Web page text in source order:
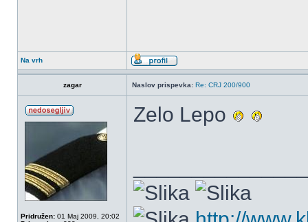
Na vrh
zagar Naslov prispevka: Re: CRJ 200/900
Pridružen: 01 Maj 2009, 20:02
Zelo Lepo